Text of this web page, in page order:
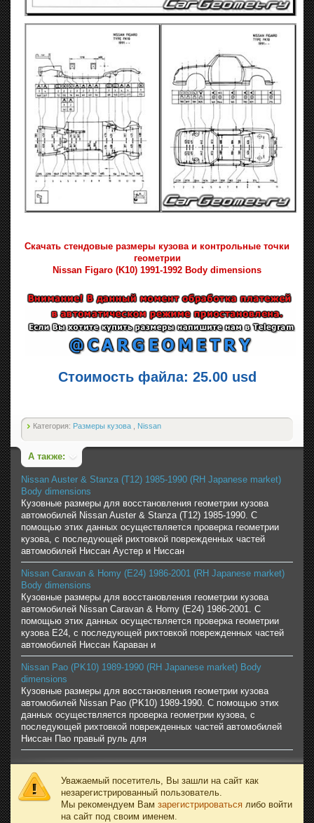
Скачать стендовые размеры кузова и контрольные точки
геометрии
Nissan Figaro (K10) 1991-1992 Body dimensions
Стоимость файла: 25.00 usd
Категория: Размеры кузова Nissan
А также:
Nissan Auster & Stanza (T12) 1985-1990 (RH Japanese market)
Body dimensions
Кузовные размеры для восстановления геометрии кузова
автомобилей Nissan Auster & Stanza (T12) 1985-1990. С
помощью этих данных осуществляется проверка геометрии
кузова, с последующей рихтовкой поврежденных частей
автомобилей Ниссан Аустер и Ниссан
Nissan Caravan & Homy (E24) 1986-2001 (RH Japanese market)
Body dimensions
Кузовные размеры для восстановления геометрии кузова
автомобилей Nissan Caravan & Homy (E24) 1986-2001. С
помощью этих данных осуществляется проверка геометрии
кузова E24, с последующей рихтовкой поврежденных частей
автомобилей Ниссан Караван и
Nissan Pao (PK10) 1989-1990 (RH Japanese market) Body
dimensions
Кузовные размеры для восстановления геометрии кузова
автомобилей Nissan Pao (PK10) 1989-1990. С помощью этих
данных осуществляется проверка геометрии кузова, с
последующей рихтовкой поврежденных частей автомобилей
Ниссан Пао правый руль для
Уважаемый посетитель, Вы зашли на сайт как
незарегистрированный пользователь.
Мы рекомендуем Вам зарегистрироваться либо войти
на сайт под своим именем.